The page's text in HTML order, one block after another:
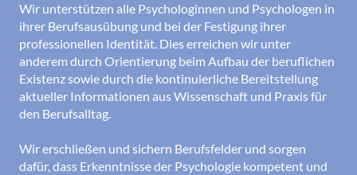
Wir unterstützen alle Psychologinnen und Psychologen in
ihrer Berufsausübung und bei der Festigung ihrer
professionellen Identität. Dies erreichen wir unter
anderem durch Orientierung beim Aufbau der beruflichen
Existenz sowie durch die kontinuierliche Bereitstellung
aktueller Informationen aus Wissenschaft und Praxis für
den Berufsalltag.
Wir erschließen und sichern Berufsfelder und sorgen
dafür, dass Erkenntnisse der Psychologie kompetent und